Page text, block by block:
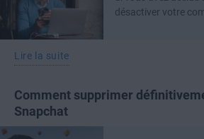
désactiver votre
Lire la suite
Comment supprimer
Snapchat